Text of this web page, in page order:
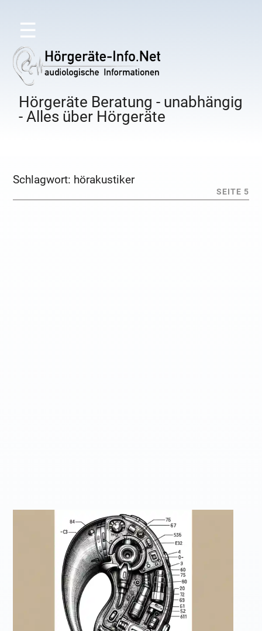
☰
Hörgeräte Beratung - unabhängig
- Alles über Hörgeräte
Schlagwort: hörakustiker
SEITE 5